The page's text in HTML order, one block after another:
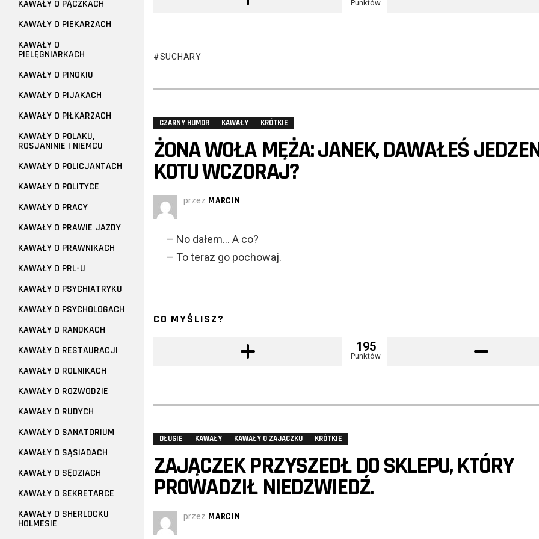
Punktów
SUCHARY
CZARNY HUMOR KAWAŁY KRÓTKIE
ŻONA WOŁA MĘŻA: JANEK, DAWAŁEŚ
KOTU WCZORAJ?
przez MARCIN
– No dałem… A co?
– To teraz go pochowaj.
CO MYŚLISZ?
195
Punktów
DŁUGIE KAWAŁY KAWAŁY O ZAJĄCZKU KRÓTKIE
ZAJĄCZEK PRZYSZEDŁ DO SKLEPU, KTÓRY
PROWADZIŁ NIEDZWIEDŹ.
przez MARCIN
KAWAŁY O PĄCZKACH
KAWAŁY O PIEKARZACH
KAWAŁY O
PIELĘGNIARKACH
KAWAŁY O PINOKIU
KAWAŁY O PIJAKACH
KAWAŁY O PIŁKARZACH
KAWAŁY O POLAKU,
ROSJANINIE I NIEMCU
KAWAŁY O POLICJANTACH
KAWAŁY O POLITYCE
KAWAŁY O PRACY
KAWAŁY O PRAWIE JAZDY
KAWAŁY O PRAWNIKACH
KAWAŁY O PRL-U
KAWAŁY O PSYCHIATRYKU
KAWAŁY O PSYCHOLOGACH
KAWAŁY O RANDKACH
KAWAŁY O RESTAURACJI
KAWAŁY O ROLNIKACH
KAWAŁY O ROZWODZIE
KAWAŁY O RUDYCH
KAWAŁY O SANATORIUM
KAWAŁY O SĄSIADACH
KAWAŁY O SĘDZIACH
KAWAŁY O SEKRETARCE
KAWAŁY O SHERLOCKU
HOLMESIE